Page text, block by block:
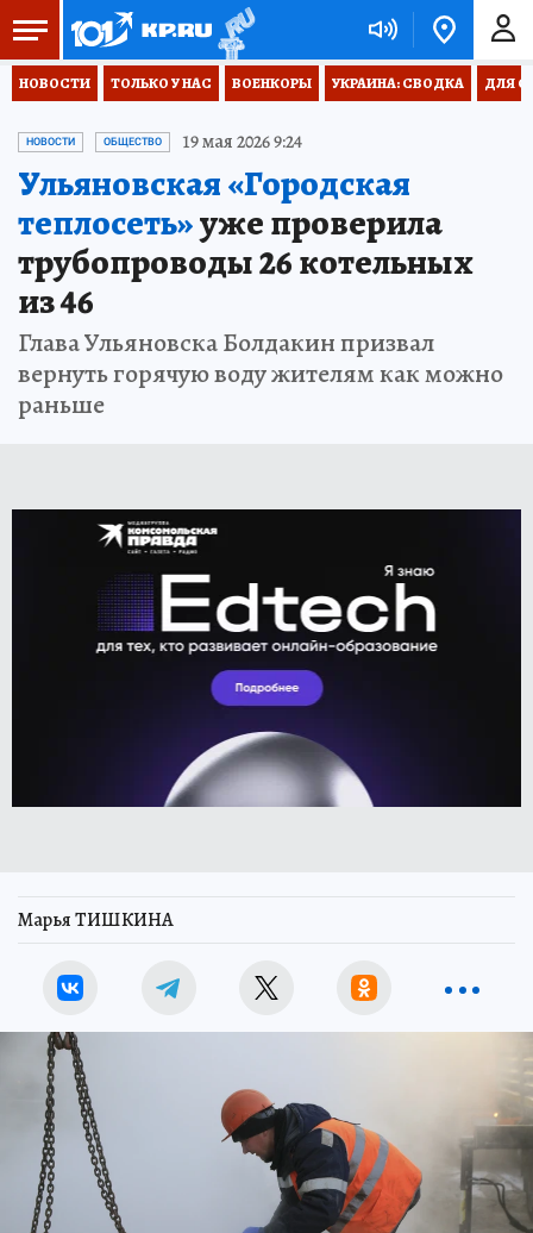
НОВОСТИ ТОЛЬКО У НАС ВОЕНКОРЫ УКРАИНА: СВОДКА ДЛЯ
НОВОСТИ ОБЩЕСТВО 19 мая 2026 9:24
Ульяновская «Городская
теплосеть»уже проверила
трубопроводы 26 котельных
из 46
Глава Ульяновска Болдакин призвал
вернуть горячую воду жителям как можно
раньше
Марья ТИШКИНА